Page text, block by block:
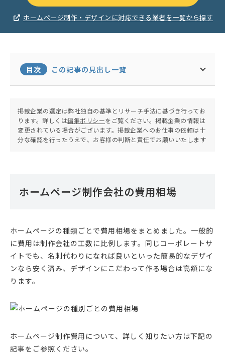
ホームページ制作・デザインに対応できる業者を一覧から探す
目次 この記事の見出し一覧
掲載企業の選定は弊社独自の基準とリサーチ手法に基づき行ってお
ります。詳しくは編集ポリシーをご覧ください。掲載企業の情報は
変更されている場合がございます。掲載企業へのお仕事の依頼は十
分な確認を行ったうえで、お客様の判断と責任でお願いいたします
ホームページ制作会社の費用相場
ホームページの種類ごとで費用相場をまとめました。一般的
に費用は制作会社の工数に比例します。同じコーポレートサ
イトでも、名刺代わりになれば良いといった簡易的なデザイ
ンなら安く済み、デザインにこだわって作る場合は高額にな
ります。
ホームページ制作費用について、詳しく知りたい方は下記の
記事をご参照ください。